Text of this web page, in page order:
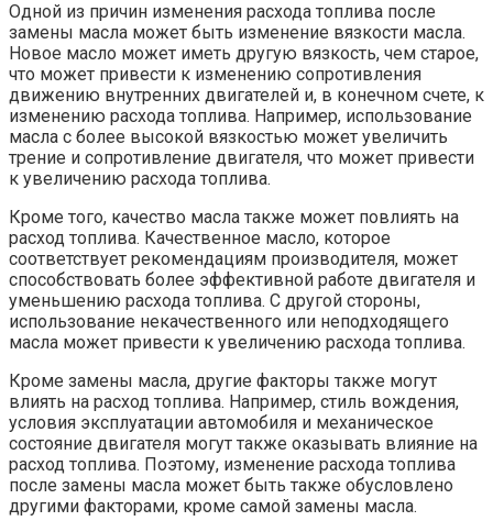
Одной из причин изменения расхода топлива после
замены масла может быть изменение вязкости масла.
Новое масло может иметь другую вязкость, чем старое,
что может привести к изменению сопротивления
движению внутренних двигателей и, в конечном счете, к
изменению расхода топлива. Например, использование
масла с более высокой вязкостью может увеличить
трение и сопротивление двигателя, что может привести
к увеличению расхода топлива.
Кроме того, качество масла также может повлиять на
расход топлива. Качественное масло, которое
соответствует рекомендациям производителя, может
способствовать более эффективной работе двигателя и
уменьшению расхода топлива. С другой стороны,
использование некачественного или неподходящего
масла может привести к увеличению расхода топлива.
Кроме замены масла, другие факторы также могут
влиять на расход топлива. Например, стиль вождения,
условия эксплуатации автомобиля и механическое
состояние двигателя могут также оказывать влияние на
расход топлива. Поэтому, изменение расхода топлива
после замены масла может быть также обусловлено
другими факторами, кроме самой замены масла.